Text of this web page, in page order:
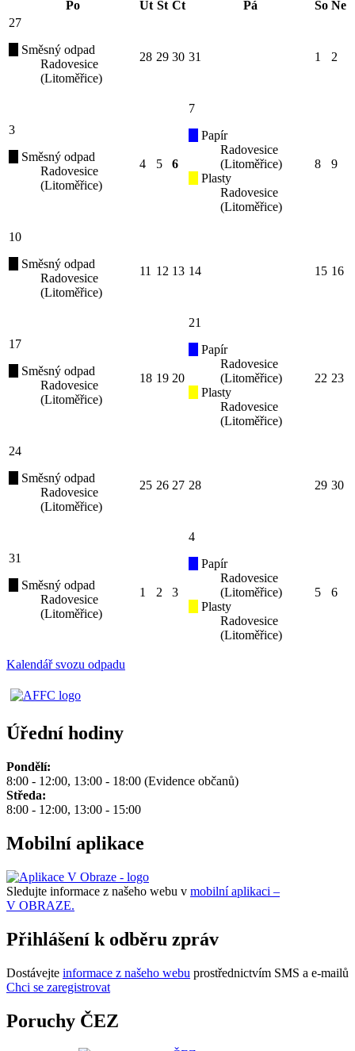
Po
Út St Čt Pá So Ne
27
Směsný odpad
Radovesice
(Litoměřice)
28 29 30 31 1 2
3
Směsný odpad
Radovesice
(Litoměřice)
4 5 6
7
Papír
Radovesice
(Litoměřice)
Plasty
Radovesice
(Litoměřice)
8 9
10
Směsný odpad
Radovesice
(Litoměřice)
11 12 13 14 15 16
17
Směsný odpad
Radovesice
(Litoměřice)
18 19 20
21
Papír
Radovesice
(Litoměřice)
Plasty
Radovesice
(Litoměřice)
22 23
24
Směsný odpad
Radovesice
(Litoměřice)
25 26 27 28 29 30
31
Směsný odpad
Radovesice
(Litoměřice)
1 2 3
4
Papír
Radovesice
(Litoměřice)
Plasty
Radovesice
(Litoměřice)
5 6
Kalendář svozu odpadu
Úřední hodiny
Pondělí:
8:00 - 12:00, 13:00 - 18:00 (Evidence občanů)
Středa:
8:00 - 12:00, 13:00 - 15:00
Mobilní aplikace
Sledujte informace z našeho webu v mobilní aplikaci –
V OBRAZE.
Přihlášení k odběru zpráv
Dostávejte informace z našeho webu prostřednictvím SMS a e-mailů
Chci se zaregistrovat
Poruchy ČEZ